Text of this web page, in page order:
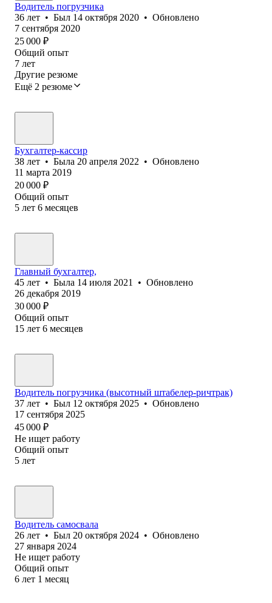
Водитель погрузчика
36 лет • Был 14 октября 2020 • Обновлено
7 сентября 2020
25 000 ₽
Общий опыт
7 лет
Другие резюме
Ещё 2 резюме
Бухгалтер-кассир
38 лет • Была 20 апреля 2022 • Обновлено
11 марта 2019
20 000 ₽
Общий опыт
5 лет 6 месяцев
Главный бухгалтер,
45 лет • Была 14 июля 2021 • Обновлено
26 декабря 2019
30 000 ₽
Общий опыт
15 лет 6 месяцев
Водитель погрузчика (высотный штабелер-ричтрак)
37 лет • Был 12 октября 2025 • Обновлено
17 сентября 2025
45 000 ₽
Не ищет работу
Общий опыт
5 лет
Водитель самосвала
26 лет • Был 20 октября 2024 • Обновлено
27 января 2024
Не ищет работу
Общий опыт
6 лет 1 месяц